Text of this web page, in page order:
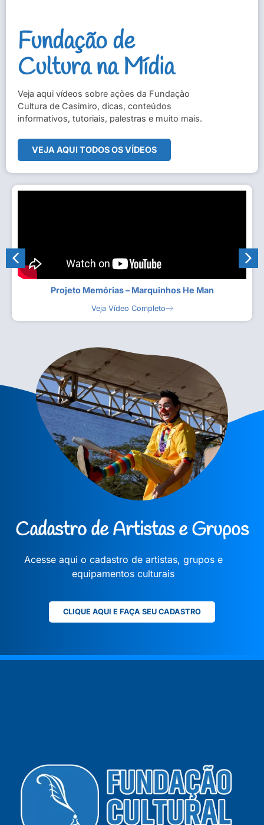
Fundação de
Cultura na Mídia
Veja aqui vídeos sobre ações da Fundação
Cultura de Casimiro, dicas, conteúdos
informativos, tutoriais, palestras e muito mais.
VEJA AQUI TODOS OS VÍDEOS
Projeto Memórias – Marquinhos He Man
Veja Vídeo Completo
Cadastro de Artistas e Grupos
Acesse aqui o cadastro de artistas, grupos e
equipamentos culturais
CLIQUE AQUI E FAÇA SEU CADASTRO